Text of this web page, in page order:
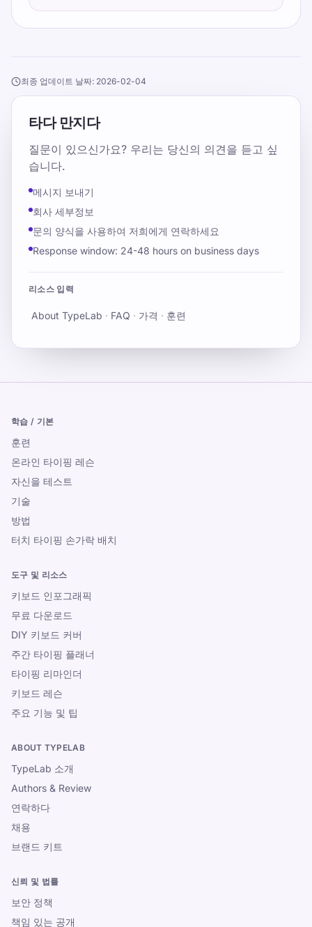
최종 업데이트 날짜: 2026-02-04
타다 만지다
질문이 있으신가요? 우리는 당신의 의견을 듣고 싶
습니다.
메시지 보내기
회사 세부정보
문의 양식을 사용하여 저희에게 연락하세요
Response window: 24-48 hours on business days
리소스 입력
About TypeLab · FAQ · 가격 · 훈련
학습 / 기본
훈련
온라인 타이핑 레슨
자신을 테스트
기술
방법
터치 타이핑 손가락 배치
도구 및 리소스
키보드 인포그래픽
무료 다운로드
DIY 키보드 커버
주간 타이핑 플래너
타이핑 리마인더
키보드 레슨
주요 기능 및 팁
ABOUT TYPELAB
TypeLab 소개
Authors & Review
연락하다
채용
브랜드 키트
신뢰 및 법률
보안 정책
책임 있는 공개